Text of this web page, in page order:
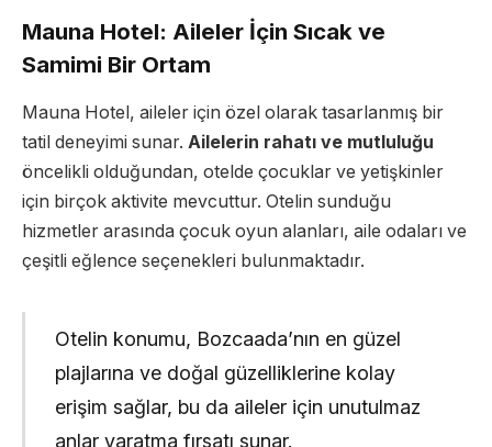
Mauna Hotel: Aileler İçin Sıcak ve
Samimi Bir Ortam
Mauna Hotel, aileler için özel olarak tasarlanmış bir
tatil deneyimi sunar. Ailelerin rahatı ve mutluluğu
öncelikli olduğundan, otelde çocuklar ve yetişkinler
için birçok aktivite mevcuttur. Otelin sunduğu
hizmetler arasında çocuk oyun alanları, aile odaları ve
çeşitli eğlence seçenekleri bulunmaktadır.
Otelin konumu, Bozcaada’nın en güzel
plajlarına ve doğal güzelliklerine kolay
erişim sağlar, bu da aileler için unutulmaz
anlar yaratma fırsatı sunar.